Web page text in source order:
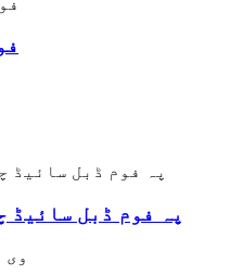
پہ فوم ڈبل سائیڈ